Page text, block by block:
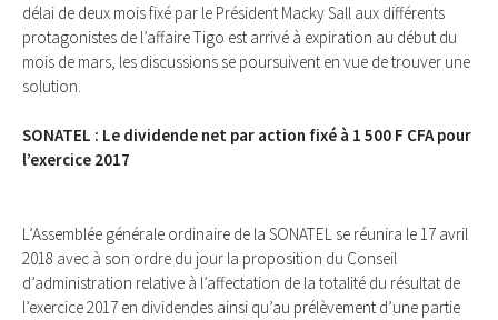
délai de deux mois fixé par le Président Macky Sall aux différents
protagonistes de l’affaire Tigo est arrivé à expiration au début du
mois de mars, les discussions se poursuivent en vue de trouver une
solution.
SONATEL : Le dividende net par action fixé à 1 500 F CFA pour
l’exercice 2017
L’Assemblée générale ordinaire de la SONATEL se réunira le 17 avril
2018 avec à son ordre du jour la proposition du Conseil
d’administration relative à l’affectation de la totalité du résultat de
l’exercice 2017 en dividendes ainsi qu’au prélèvement d’une partie